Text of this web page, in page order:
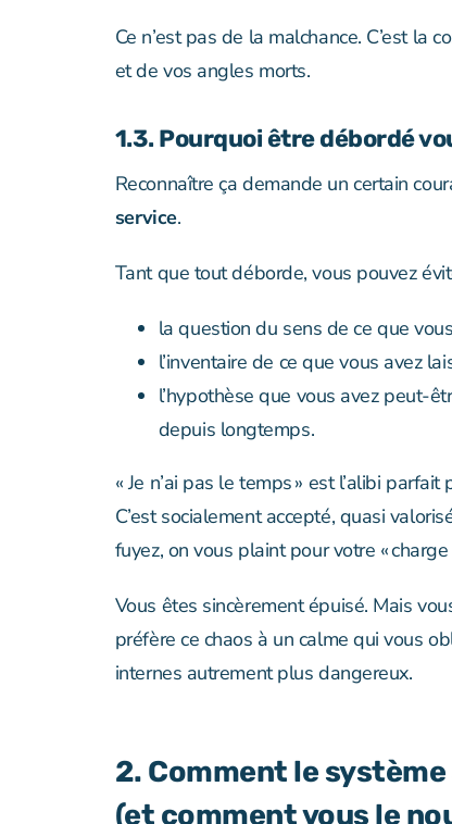
Ce n’est pas de la malchance. C’est la
et de vos angles morts.
1.3. Pourquoi être débordé
Reconnaître ça demande un certain
service.
Tant que tout déborde, vous pouvez
la question du sens de ce que
l’inventaire de ce que vous avez
l’hypothèse que vous avez peut-
depuis longtemps.
« Je n’ai pas le temps » est l’alibi
C’est socialement accepté, quasi
fuyez, on vous plaint pour votre « charge
Vous êtes sincèrement épuisé. Mais
préfère ce chaos à un calme qui vous
internes autrement plus dangereux.
2. Comment le
(et comment vous le